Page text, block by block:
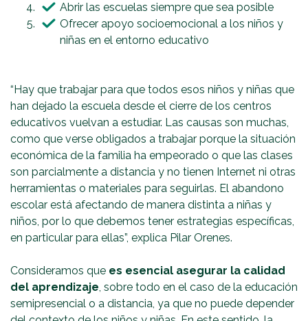
Abrir las escuelas siempre que sea posible
Ofrecer apoyo socioemocional a los niños y
niñas en el entorno educativo
“Hay que trabajar para que todos esos niños y niñas que
han dejado la escuela desde el cierre de los centros
educativos vuelvan a estudiar. Las causas son muchas,
como que verse obligados a trabajar porque la situación
económica de la familia ha empeorado o que las clases
son parcialmente a distancia y no tienen Internet ni otras
herramientas o materiales para seguirlas. El abandono
escolar está afectando de manera distinta a niñas y
niños, por lo que debemos tener estrategias específicas,
en particular para ellas”, explica Pilar Orenes.
Consideramos que es esencial asegurar la calidad
del aprendizaje, sobre todo en el caso de la educación
semipresencial o a distancia, ya que no puede depender